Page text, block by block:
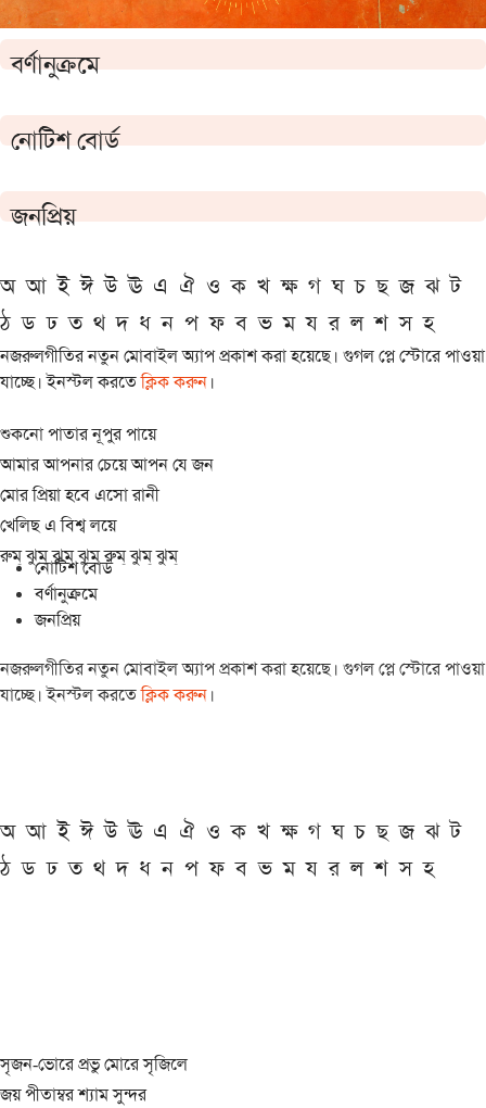
বর্ণানুক্রমে
নোটিশ বোর্ড
জনপ্রিয়
অ আ ই ঈ উ ঊ এ ঐ ও ক খ ক্ষ গ ঘ চ ছ জ ঝ ট
ঠ ড ঢ ত থ দ ধ ন প ফ ব ভ ম য র ল শ স হ
নজরুলগীতির নতুন মোবাইল অ্যাপ প্রকাশ করা হয়েছে। গুগল প্লে স্টোরে পাওয়া
যাচ্ছে। ইনস্টল করতেক্লিক করুন।
শুকনো পাতার নূপুর পায়ে
আমার আপনার চেয়ে আপন যে জন
মোর প্রিয়া হবে এসো রানী
খেলিছ এ বিশ্ব লয়ে
রুম্ ঝুম্ ঝুম্ ঝুম্ রুম্ ঝুম্ ঝুম্
নোটিশ বোর্ড
বর্ণানুক্রমে
জনপ্রিয়
নজরুলগীতির নতুন মোবাইল অ্যাপ প্রকাশ করা হয়েছে। গুগল প্লে স্টোরে পাওয়া
যাচ্ছে। ইনস্টল করতেক্লিক করুন।
অ আ ই ঈ উ ঊ এ ঐ ও ক খ ক্ষ গ ঘ চ ছ জ ঝ ট
ঠ ড ঢ ত থ দ ধ ন প ফ ব ভ ম য র ল শ স হ
সৃজন-ভোরে প্রভু মোরে সৃজিলে
জয় পীতাম্বর শ্যাম সুন্দর